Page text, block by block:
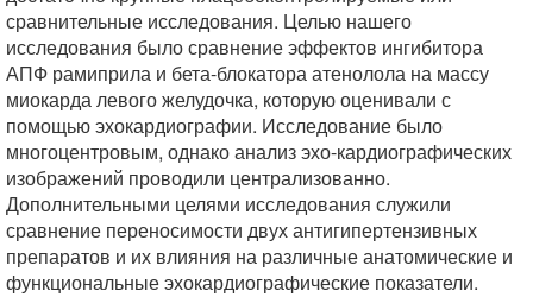
сравнительные исследования. Целью нашего
исследования было сравнение эффектов ингибитора
АПФ рамиприла и бета-блокатора атенолола на массу
миокарда левого желудочка, которую оценивали с
помощью эхокардиографии. Исследование было
многоцентровым, однако анализ эхо-кардиографических
изображений проводили централизованно.
Дополнительными целями исследования служили
сравнение переносимости двух антигипертензивных
препаратов и их влияния на различные анатомические и
функциональные эхокардиографические показатели.